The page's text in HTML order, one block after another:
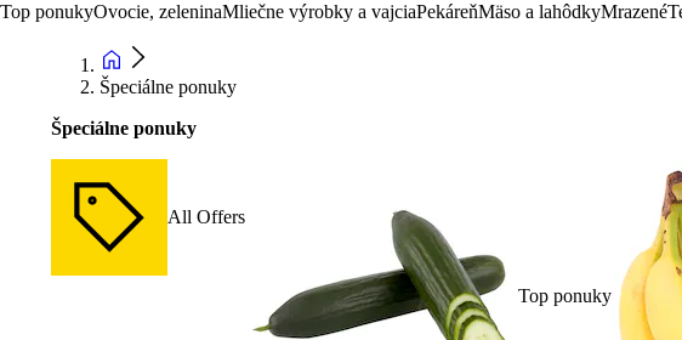
Top ponukyOvocie, zeleninaMliečne výrobky a vajciaPekáreňMäso a lahôdkyMrazené
Špeciálne ponuky
Špeciálne ponuky
All Offers
Top ponuky